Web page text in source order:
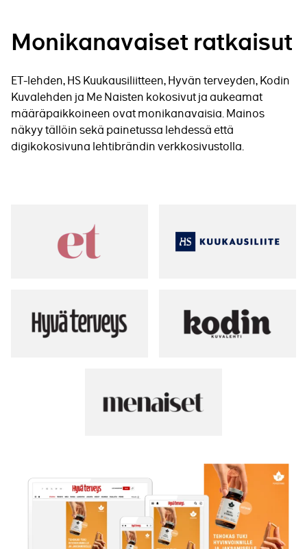
Monikanavaiset ratkaisut
ET-lehden, HS Kuukausiliitteen, Hyvän terveyden, Kodin
Kuvalehden ja Me Naisten kokosivut ja aukeamat
määräpaikkoineen ovat monikanavaisia. Mainos
näkyy tällöin sekä painetussa lehdessä että
digikokosivuna lehtibrändin verkkosivustolla.